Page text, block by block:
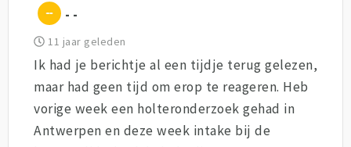
- -
11 jaar geleden
Ik had je berichtje al een tijdje terug gelezen,
maar had geen tijd om erop te reageren. Heb
vorige week een holteronderzoek gehad in
Antwerpen en deze week intake bij de